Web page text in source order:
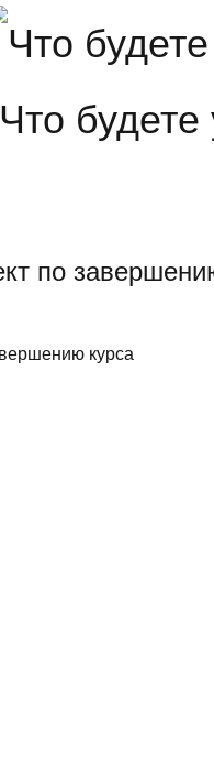
4-й
Что
по